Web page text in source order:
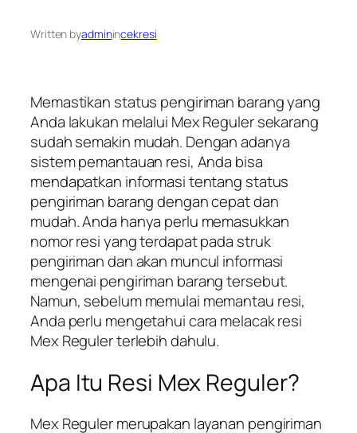
Written byadminincekresi
Memastikan status pengiriman barang yang
Anda lakukan melalui Mex Reguler sekarang
sudah semakin mudah. Dengan adanya
sistem pemantauan resi, Anda bisa
mendapatkan informasi tentang status
pengiriman barang dengan cepat dan
mudah. Anda hanya perlu memasukkan
nomor resi yang terdapat pada struk
pengiriman dan akan muncul informasi
mengenai pengiriman barang tersebut.
Namun, sebelum memulai memantau resi,
Anda perlu mengetahui cara melacak resi
Mex Reguler terlebih dahulu.
Apa Itu Resi Mex Reguler?
Mex Reguler merupakan layanan pengiriman